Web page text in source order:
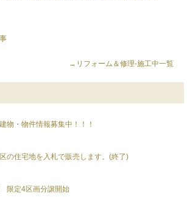
→リフォーム＆修理-施工中一覧
物・物件情報募集中！！！
の住宅地を入札で販売します。(終了)
限定4区画分譲開始